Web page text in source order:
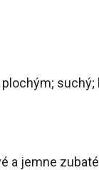
suchý;
a jemne